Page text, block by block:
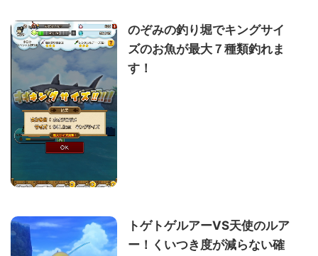
のぞみの釣り堀でキングサイ
ズのお魚が最大７種類釣れま
す！
トゲトゲルアーVS天使のルア
ー！くいつき度が減らない確